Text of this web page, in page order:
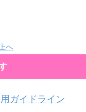
へ
ガイドライン